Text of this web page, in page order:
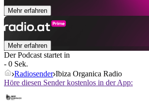
Mehr erfahren
Mehr erfahren
Der Podcast startet in
- 0 Sek.
Radiosender Ibiza Organica Radio
Höre diesen Sender kostenlos in der App: